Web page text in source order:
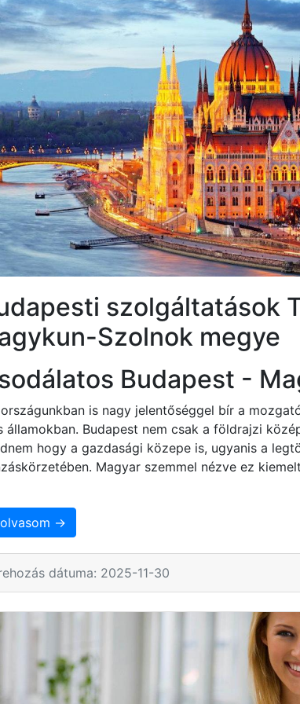
szolgáltatások
Szolnok megye
Budapest -
is nagy jelentőséggel bír a
államokban. Budapest nem csak a földrajzi
hogy a gazdasági közepe is, ugyanis a
Magyar szemmel nézve ez
→
dátuma: 2025-11-30